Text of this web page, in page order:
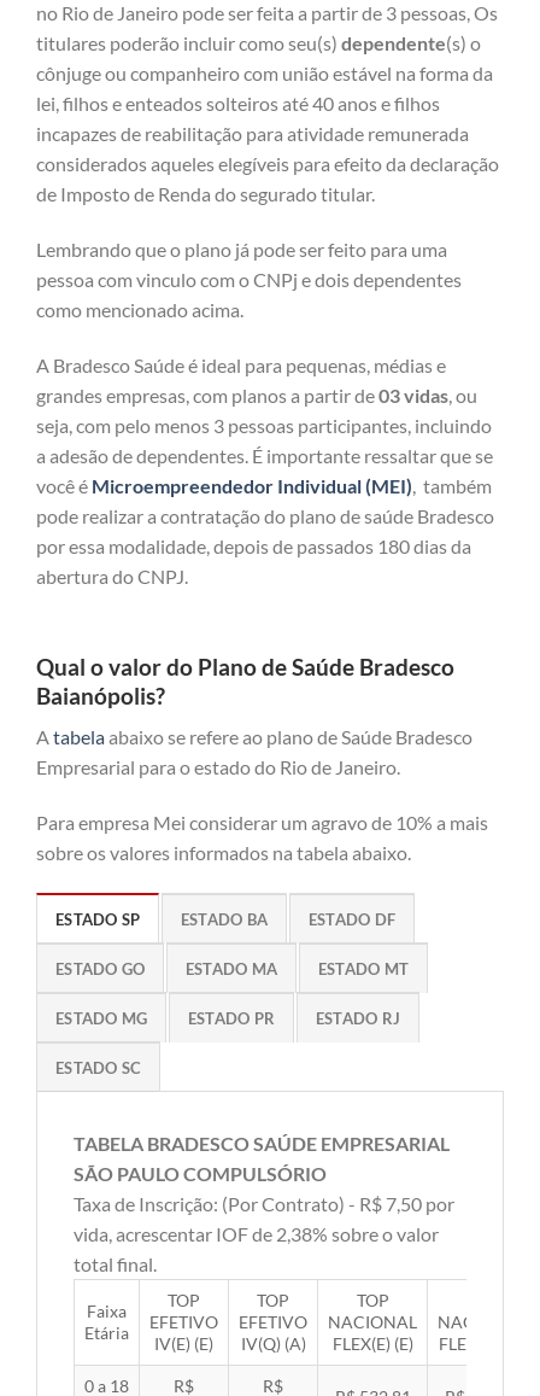
no Rio de Janeiro pode ser feita a partir de 3 pessoas, Os
titulares poderão incluir como seu(s) dependente(s) o
cônjuge ou companheiro com união estável na forma da
lei, filhos e enteados solteiros até 40 anos e filhos
incapazes de reabilitação para atividade remunerada
considerados aqueles elegíveis para efeito da declaração
de Imposto de Renda do segurado titular.
Lembrando que o plano já pode ser feito para uma
pessoa com vinculo com o CNPj e dois dependentes
como mencionado acima.
A Bradesco Saúde é ideal para pequenas, médias e
grandes empresas, com planos a partir de03 vidas, ou
seja, com pelo menos 3 pessoas participantes, incluindo
a adesão de dependentes. É importante ressaltar que se
você é Microempreendedor Individual (MEI), também
pode realizar a contratação do plano de saúde Bradesco
por essa modalidade, depois de passados 180 dias da
abertura do CNPJ.
Qual o valor do Plano de Saúde Bradesco
Baianópolis?
Atabelaabaixo se refere ao plano de Saúde Bradesco
Empresarial para o estado do Rio de Janeiro.
Para empresa Mei considerar um agravo de 10% a mais
sobre os valores informados na tabela abaixo.
ESTADO SP ESTADO BA ESTADO DF
ESTADO GO ESTADO MA ESTADO MT
ESTADO MG ESTADO PR ESTADO RJ
ESTADO SC
TABELA BRADESCO SAÚDE EMPRESARIAL
SÃO PAULO COMPULSÓRIO
Taxa de Inscrição: (Por Contrato) - R$ 7,50 por
vida, acrescentar IOF de 2,38% sobre o valor
total final.
Faixa
Etária
TOP
EFETIVO
IV(E) (E)
TOP
EFETIVO
IV(Q) (A)
TOP
NACIONAL
FLEX(E) (E)
NACIONAL
FLEX(Q) (A)
0 a 18 R$ R$